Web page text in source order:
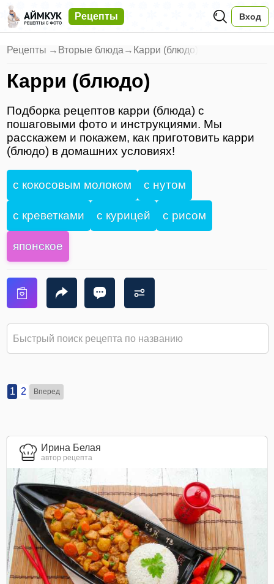
Рецепты Вход
Рецепты → Вторые блюда → Карри (блюдо)
Карри (блюдо)
Подборка рецептов карри (блюда) с
пошаговыми фото и инструкциями. Мы
расскажем и покажем, как приготовить карри
(блюдо) в домашних условиях!
с кокосовым молоком с нутом
с креветками с курицей с рисом
японское
1 2 Вперед
Ирина Белая
автор рецепта